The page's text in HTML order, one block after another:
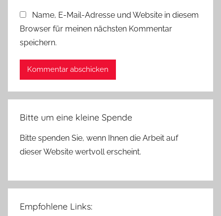
Name, E-Mail-Adresse und Website in diesem
Browser für meinen nächsten Kommentar
speichern.
Bitte um eine kleine Spende
Bitte spenden Sie, wenn Ihnen die Arbeit auf
dieser Website wertvoll erscheint.
Empfohlene Links: